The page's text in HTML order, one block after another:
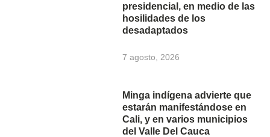
presidencial, en medio de las
hosilidades de los
desadaptados
7 agosto, 2026
Minga indígena advierte que
estarán manifestándose en
Cali, y en varios municipios
del Valle Del Cauca